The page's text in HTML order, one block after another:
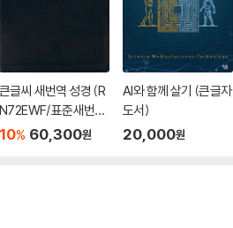
큰글씨 새번역 성경 (R
N72EWF/표준새번역
단본/무지퍼/천연우
10% 60,300원
AI와 함께 살기 (큰글자
도서)
20,000원